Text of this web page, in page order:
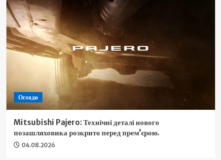
Огляди
Mitsubishi Pajero: Технічні деталі нового
позашляховика розкрито перед прем’єрою.
04.08.2026